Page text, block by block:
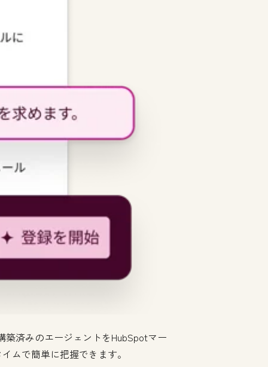
済みのエージェントをHubSpotマー
ムで簡単に把握できます。